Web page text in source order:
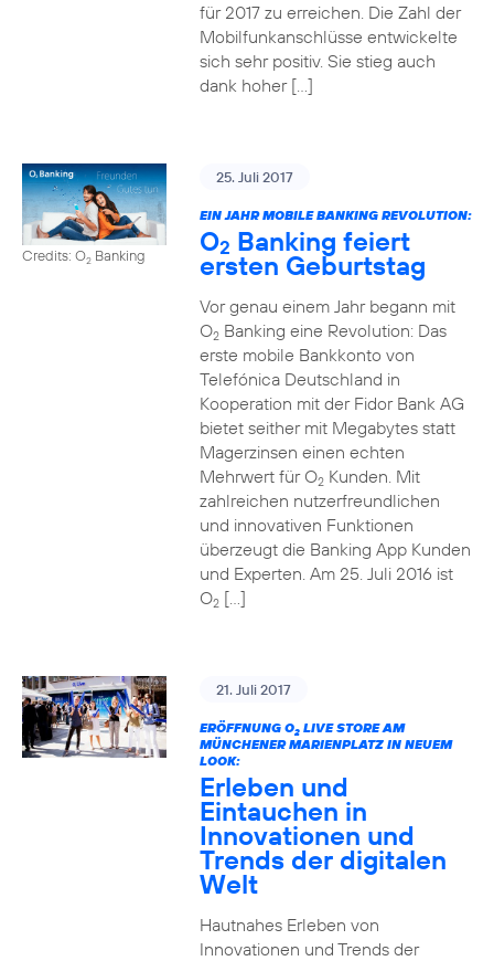
für 2017 zu erreichen. Die Zahl der
Mobilfunkanschlüsse entwickelte
sich sehr positiv. Sie stieg auch
dank hoher […]
Credits: O2 Banking
25. Juli 2017
EIN JAHR MOBILE BANKING REVOLUTION:
O2 Banking feiert
ersten Geburtstag
Vor genau einem Jahr begann mit
O2Banking eine Revolution: Das
erste mobile Bankkonto von
Telefónica Deutschland in
Kooperation mit der Fidor Bank AG
bietet seither mit Megabytes statt
Magerzinsen einen echten
Mehrwert für O2Kunden. Mit
zahlreichen nutzerfreundlichen
und innovativen Funktionen
überzeugt die Banking App Kunden
und Experten. Am 25. Juli 2016 ist
O2[…]
21. Juli 2017
ERÖFFNUNG O2LIVE STORE AM
MÜNCHENER MARIENPLATZ IN NEUEM
LOOK:
Erleben und
Eintauchen in
Innovationen und
Trends der digitalen
Welt
Hautnahes Erleben von
Innovationen und Trends der